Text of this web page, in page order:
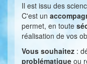
Il est issu des
C'est un
permet, en toute
réalisation de vos
Vous souhaitez :
problématique ou